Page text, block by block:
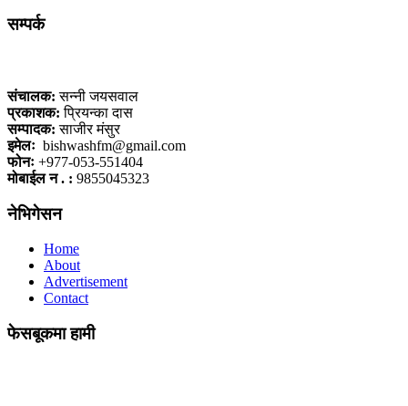
सम्पर्क
संचालक: सन्नी जयसवाल
प्रकाशक: प्रियन्का दास
सम्पादक: साजीर मंसुर
इमेलः bishwashfm@gmail.com
फोनः +977-053-551404
मोबाईल न . : 9855045323
नेभिगेसन
Home
About
Advertisement
Contact
फेसबूकमा हामी